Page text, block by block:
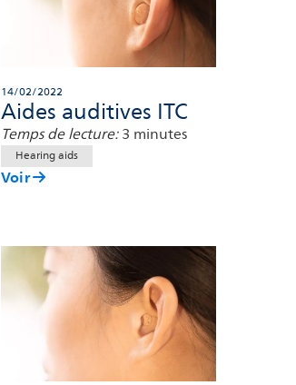
14/02/2022
Aides auditives ITC
Temps de lecture:3 minutes
Hearing aids
Voir